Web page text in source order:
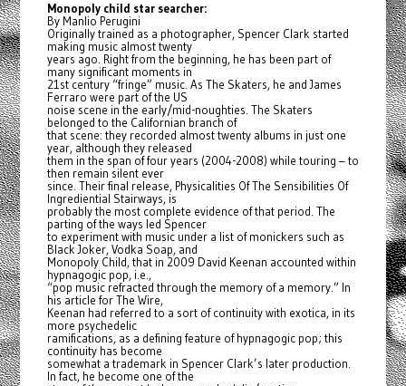
Monopoly child star searcher:
By Manlio Perugini
Originally trained as a photographer, Spencer Clark started
making music almost twenty
years ago. Right from the beginning, he has been part of
many significant moments in
21st century “fringe” music. As The Skaters, he and James
Ferraro were part of the US
noise scene in the early/mid-noughties. The Skaters
belonged to the Californian branch of
that scene: they recorded almost twenty albums in just one
year, although they released
them in the span of four years (2004-2008) while touring – to
then remain silent ever
since. Their final release, Physicalities Of The Sensibilities Of
Ingrediential Stairways, is
probably the most complete evidence of that period. The
parting of the ways led Spencer
to experiment with music under a list of monickers such as
Black Joker, Vodka Soap, and
Monopoly Child, that in 2009 David Keenan accounted within
hypnagogic pop, i.e.,
“pop music refracted through the memory of a memory.” In
his article for The Wire,
Keenan had referred to a sort of continuity with exotica, in its
more psychedelic
ramifications, as a defining feature of hypnagogic pop; this
continuity has become
somewhat a trademark in Spencer Clark’s later production.
In fact, he become one of the